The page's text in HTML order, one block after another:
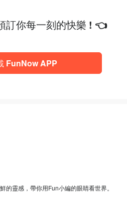
訂你每一刻的快樂 ! 👈
FunNow APP
的靈感，帶你用Fun小編的眼睛看世界。